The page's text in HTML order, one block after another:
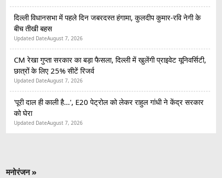
दिल्ली विधानसभा में पहले दिन जबरदस्त हंगामा, कुलदीप कुमार-रवि नेगी के
बीच तीखी बहस
Updated DateAugust 7, 2026
CM रेखा गुप्ता सरकार का बड़ा फैसला, दिल्ली में खुलेंगी प्राइवेट यूनिवर्सिटी,
छात्रों के लिए 25% सीटें रिजर्व
Updated DateAugust 7, 2026
'पूरी दाल ही काली है...', E20 पेट्रोल को लेकर राहुल गांधी ने केंद्र सरकार
को घेरा
Updated DateAugust 7, 2026
मनोरंजन »